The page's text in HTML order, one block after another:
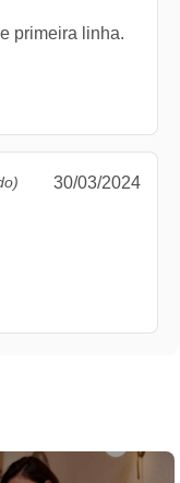
primeira linha.
30/03/2024